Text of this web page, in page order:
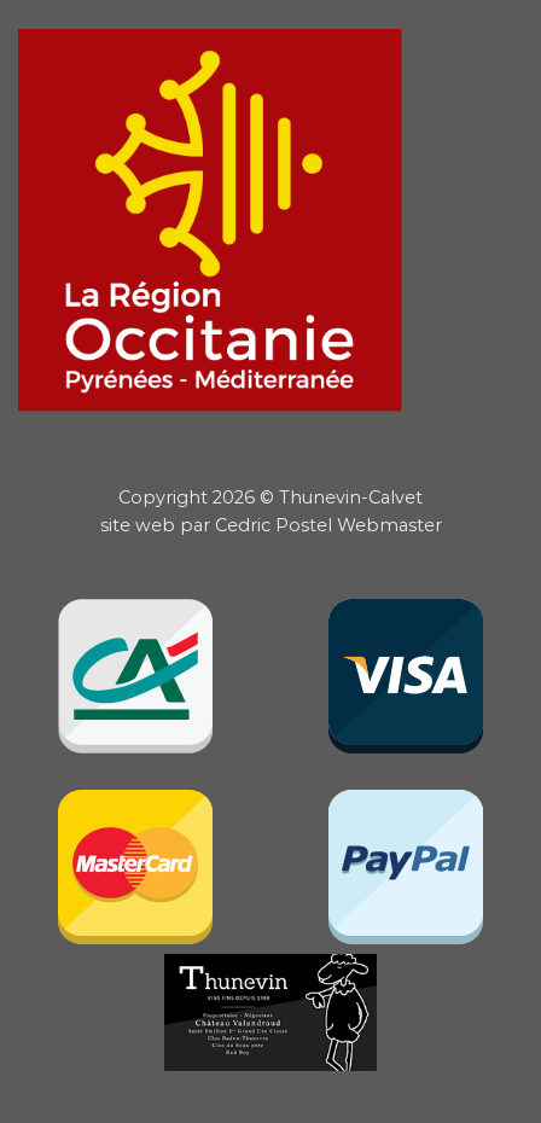
Copyright 2026 © Thunevin-Calvet
site web par Cedric Postel Webmaster